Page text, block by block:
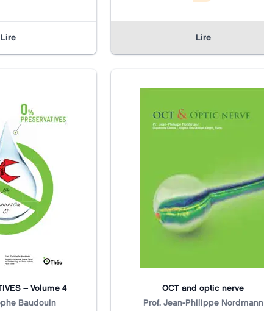
Lire Lire
– Volume 4
Baudouin
OCT and optic nerve
TitleProf. Jean-Philippe Nordmann
N/A